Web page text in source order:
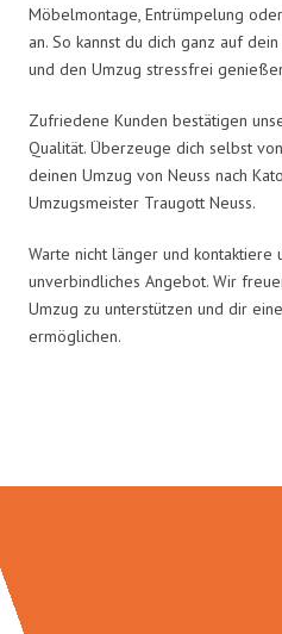
Möbelmontage, Entrümpelung
an. So kannst du dich ganz auf
und den Umzug stressfrei
Zufriedene Kunden bestätigen
Qualität. Überzeuge dich selbst
deinen Umzug von Neuss nach
Umzugsmeister Traugott Neuss.
Warte nicht länger und kontaktiere
unverbindliches Angebot. Wir
Umzug zu unterstützen und dir
ermöglichen.